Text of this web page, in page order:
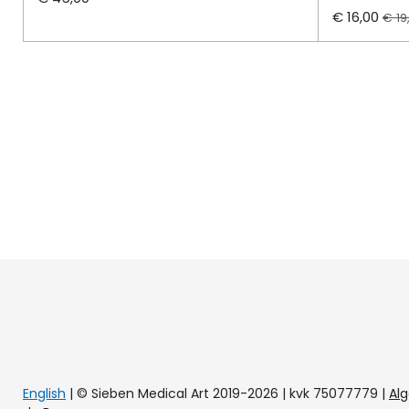
€ 16,00 €
English | © Sieben Medical Art 2019-2026 | kvk 75077779 |